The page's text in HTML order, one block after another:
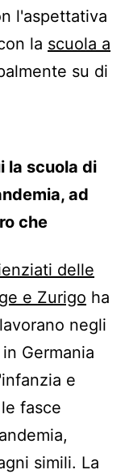
l'aspettativa
la scuola a
su di
la scuola di
ad
che
lavorare e
è stato
materiali
al giorno,
delle
e Zurigo ha
negli
Germania
e
fasce
simili. La